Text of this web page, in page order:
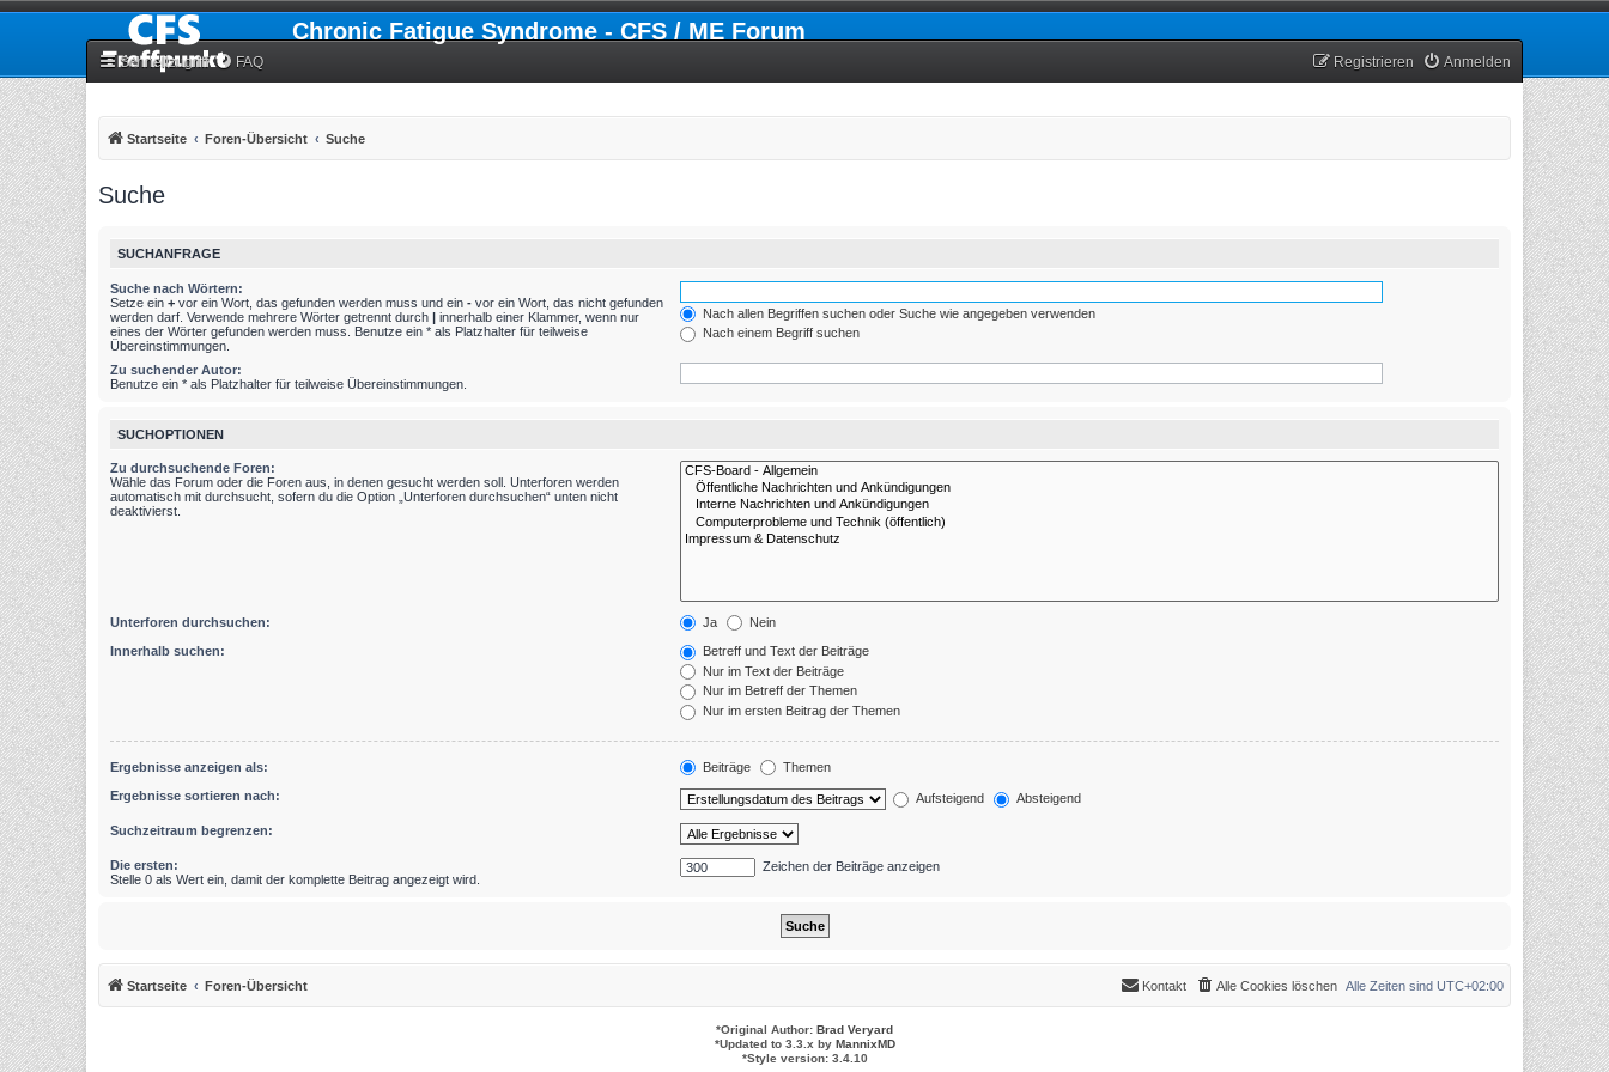
Chronic Fatigue Syndrome - CFS / ME Forum
Schnellzugriff FAQ Anmelden
Registrieren
Startseite Foren-Übersicht Suche
Suche
SUCHANFRAGE
Suche nach Wörtern:
Setze ein + vor ein Wort, das gefunden werden muss und ein - vor ein Wort, das nicht gefunden
werden darf. Verwende mehrere Wörter getrennt durch | innerhalb einer Klammer, wenn nur
eines der Wörter gefunden werden muss. Benutze ein * als Platzhalter für teilweise
Übereinstimmungen.
Nach allen Begriffen suchen oder Suche wie angegeben verwenden
Nach einem Begriff suchen
Zu suchender Autor:
Benutze ein * als Platzhalter für teilweise Übereinstimmungen.
SUCHOPTIONEN
Zu durchsuchende Foren:
Wähle das Forum oder die Foren aus, in denen gesucht werden soll. Unterforen werden
automatisch mit durchsucht, sofern du die Option „Unterforen durchsuchen“ unten nicht
deaktivierst.
Unterforen durchsuchen: Ja Nein
Innerhalb suchen:
Betreff und Text der Beiträge
Nur im Text der Beiträge
Nur im Betreff der Themen
Nur im ersten Beitrag der Themen
Ergebnisse anzeigen als: Beiträge Themen
Ergebnisse sortieren nach: Aufsteigend Absteigend
Suchzeitraum begrenzen:
Die ersten:
Stelle 0 als Wert ein, damit der komplette Beitrag angezeigt wird.
Zeichen der Beiträge anzeigen
Startseite Foren-Übersicht Alle Zeiten sind UTC+02:00
Alle Cookies löschen
Kontakt
*Original Author: Brad Veryard
*Updated to 3.3.x by MannixMD
*Style version: 3.4.10